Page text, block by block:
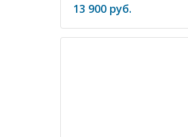
13 900 руб.